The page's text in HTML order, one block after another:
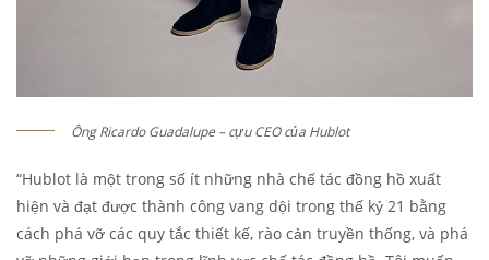
Ông Ricardo Guadalupe – cựu CEO của Hublot
“Hublot là một trong số ít những nhà chế tác đồng hồ xuất
hiện và đạt được thành công vang dội trong thế kỷ 21 bằng
cách phá vỡ các quy tắc thiết kế, rào cản truyền thống, và phá